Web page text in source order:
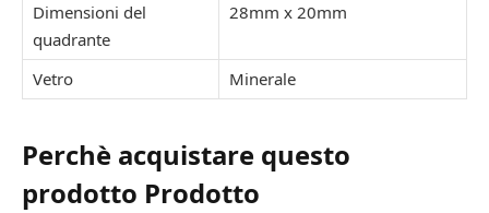
Dimensioni del
quadrante
28mm x 20mm
Vetro Minerale
Perchè acquistare questo
prodotto Prodotto